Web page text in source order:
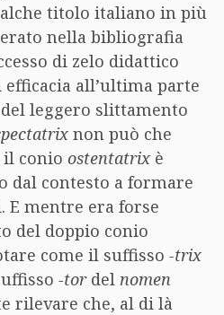
titolo italiano in più
nella bibliografia
di zelo didattico
all’ultima parte
del leggero slittamento
non può che
conio ostentatrix è
dal contesto a formare
E mentre era forse
del doppio conio
come il suffisso -trix
-tordel nomen
rilevare che, al di là